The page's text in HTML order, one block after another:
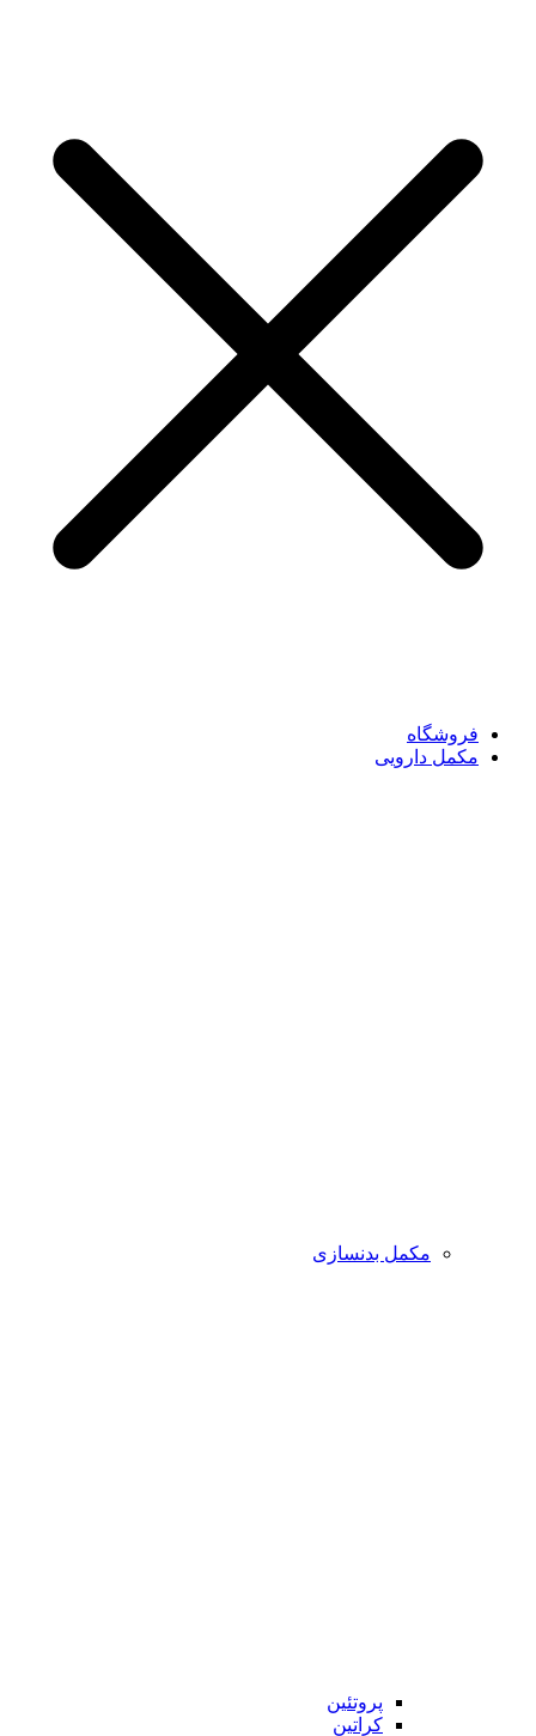
فروشگاه
مکمل دارویی
مکمل بدنسازی
پروتئین
کراتین